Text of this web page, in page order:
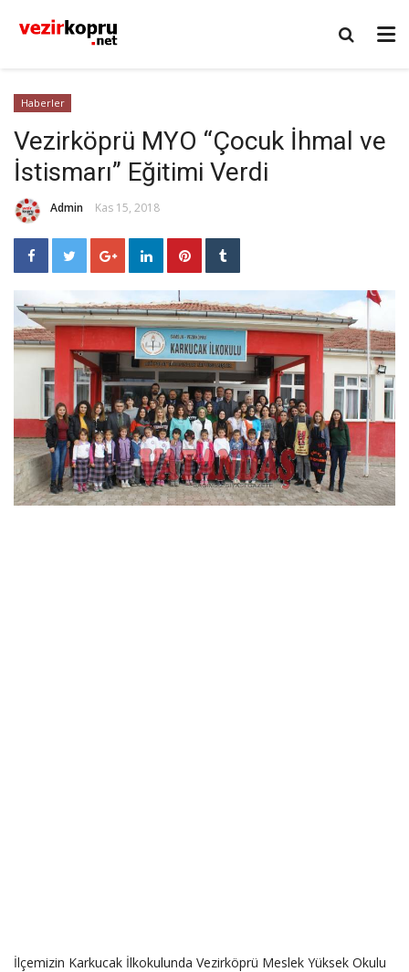
Haberler
Vezirköprü MYO “Çocuk İhmal ve
İstismarı” Eğitimi Verdi
Admin Kas 15, 2018
İlçemizin Karkucak İlkokulunda Vezirköprü Meslek Yüksek Okulu